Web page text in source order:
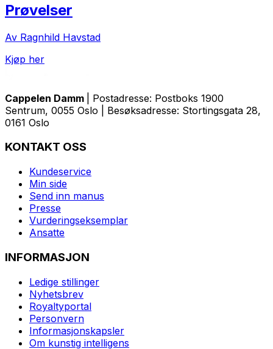
Prøvelser
Av Ragnhild Havstad
Kjøp her
Cappelen Damm
| Postadresse: Postboks 1900
Sentrum, 0055 Oslo | Besøksadresse: Stortingsgata 28,
0161 Oslo
KONTAKT OSS
Kundeservice
Min side
Send inn manus
Presse
Vurderingseksemplar
Ansatte
INFORMASJON
Ledige stillinger
Nyhetsbrev
Royaltyportal
Personvern
Informasjonskapsler
Om kunstig intelligens